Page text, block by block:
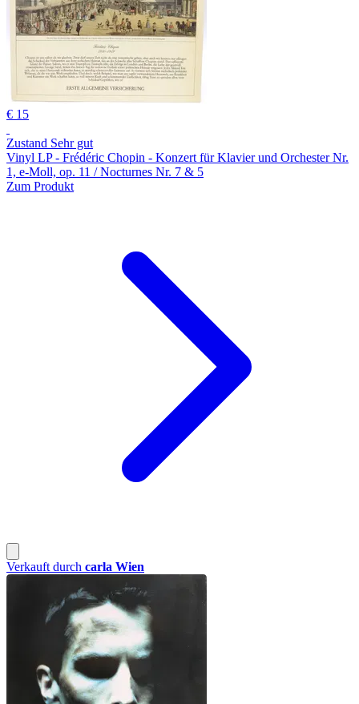
€ 15
Zustand Sehr gut
Vinyl LP - Frédéric Chopin - Konzert für Klavier und Orchester Nr.
1, e-Moll, op. 11 / Nocturnes Nr. 7 & 5
Zum Produkt
Verkauft durch carla Wien